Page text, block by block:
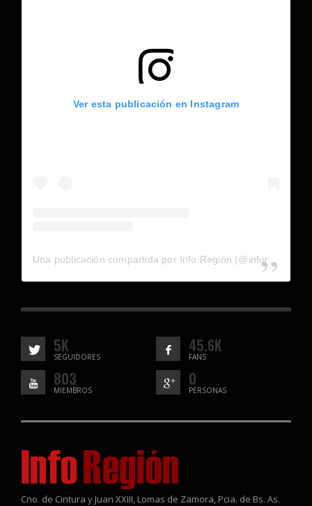
Ver esta publicación en Instagram
5K
SEGUIDORES
45.6K
FANS
803
MIEMBROS
0
PERSONAS
Cno. de Cintura y Juan XXIII, Lomas de Zamora, Pcia. de Bs. As.